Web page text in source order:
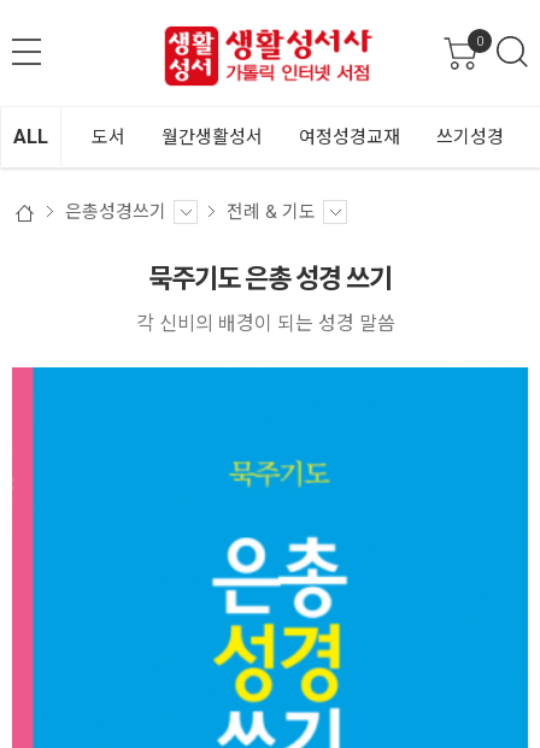
0
ALL 도서 월간생활성서 여정성경교재 쓰기성경
은총성경쓰기 전례 & 기도
묵주기도 은총 성경 쓰기
각 신비의 배경이 되는 성경 말씀